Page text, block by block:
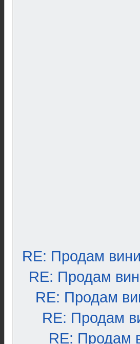
RE: Продам
RE: Продам
RE: Продам
RE: Продам
RE: Продам